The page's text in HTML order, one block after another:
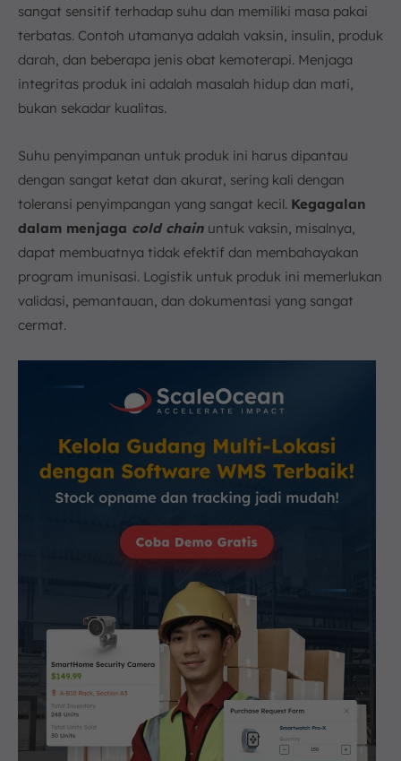
sangat sensitif terhadap suhu dan memiliki masa pakai
terbatas. Contoh utamanya adalah vaksin, insulin, produk
darah, dan beberapa jenis obat kemoterapi. Menjaga
integritas produk ini adalah masalah hidup dan mati,
bukan sekadar kualitas.
Suhu penyimpanan untuk produk ini harus dipantau
dengan sangat ketat dan akurat, sering kali dengan
toleransi penyimpangan yang sangat kecil. Kegagalan
dalam menjaga cold chain untuk vaksin, misalnya,
dapat membuatnya tidak efektif dan membahayakan
program imunisasi. Logistik untuk produk ini memerlukan
validasi, pemantauan, dan dokumentasi yang sangat
cermat.